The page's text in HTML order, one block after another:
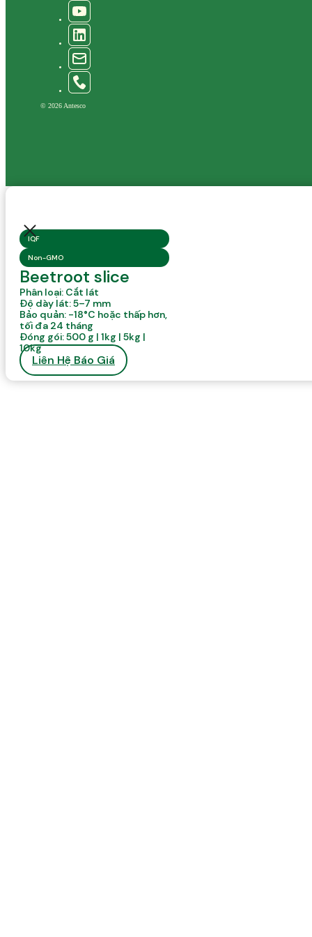
© 2026 Antesco
IQF
Non-GMO
Beetroot slice
Phân loại: Cắt lát
Độ dày lát: 5–7 mm
Bảo quản: -18°C hoặc thấp hơn,
tối đa 24 tháng
Đóng gói: 500 g | 1kg | 5kg |
10kg
Liên Hệ Báo Giá